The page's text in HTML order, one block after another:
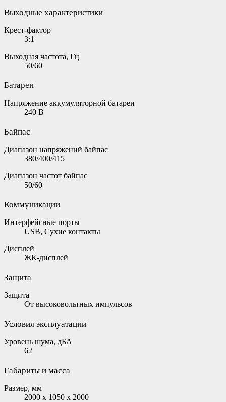
Выходные характеристики
Крест-фактор
3:1
Выходная частота, Гц
50/60
Батареи
Напряжение аккумуляторной батареи
240 В
Байпас
Диапазон напряжений байпас
380/400/415
Диапазон частот байпас
50/60
Коммуникации
Интерфейсные порты
USB, Сухие контакты
Дисплей
ЖК-дисплей
Защита
Защита
От высоковольтных импульсов
Условия эксплуатации
Уровень шума, дБА
62
Габариты и масса
Размер, мм
2000 x 1050 x 2000